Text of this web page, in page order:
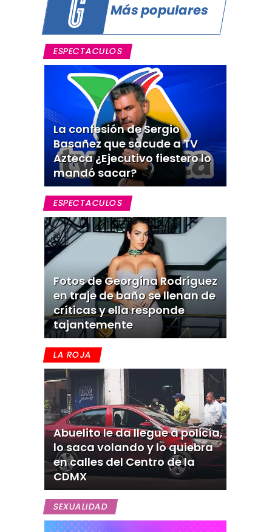
Más populares
ESPECTACULOS
La confesión de Sergio
Basañez que sacude a TV
Azteca ¿Ejecutivo fiestero lo
mandó sacar?
ESPECTACULOS
Fotos de Georgina Rodríguez
en traje de baño se llenan de
críticas y ella responde
tajantemente
LA ROJA
Abuelito le da llegue a policía,
lo saca volando y lo quiebra
en calles del Centro de la
CDMX
SEXUALIDAD